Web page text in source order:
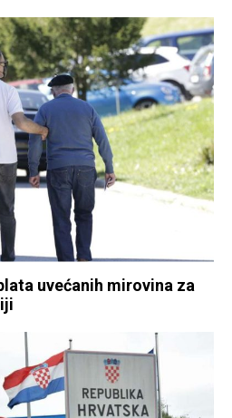
uvećanih mirovina za